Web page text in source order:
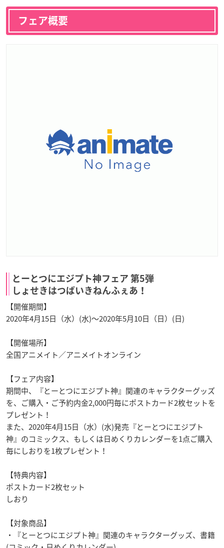
フェア概要
とーとつにエジプト神フェア 第5弾
しょせきはつばいきねんふぇあ！
【開催期間】
2020年4月15日（水）(水)～2020年5月10日（日）(日)
【開催場所】
全国アニメイト／アニメイトオンライン
【フェア内容】
期間中、『とーとつにエジプト神』関連のキャラクターグッズ
を、ご購入・ご予約内金2,000円毎にポストカード2枚セットを
プレゼント！
また、2020年4月15日（水）(水)発売『とーとつにエジプト
神』のコミックス、もしくは日めくりカレンダーを1点ご購入
毎にしおりを1枚プレゼント！
【特典内容】
ポストカード2枚セット
しおり
【対象商品】
・『とーとつにエジプト神』関連のキャラクターグッズ、書籍